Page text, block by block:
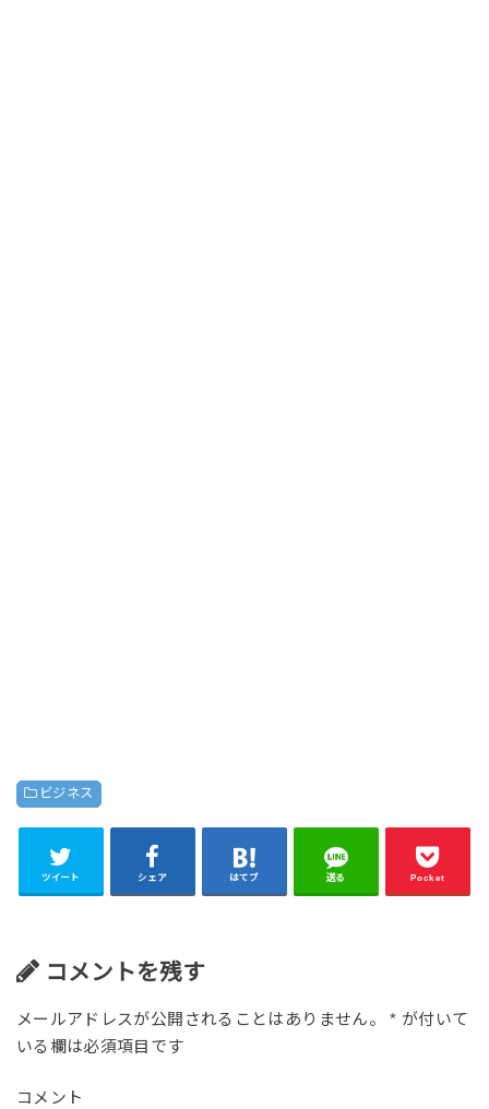
ビジネス
ツイート シェア はてブ 送る Pocket
コメントを残す
メールアドレスが公開されることはありません。 * が付いて
いる欄は必須項目です
コメント